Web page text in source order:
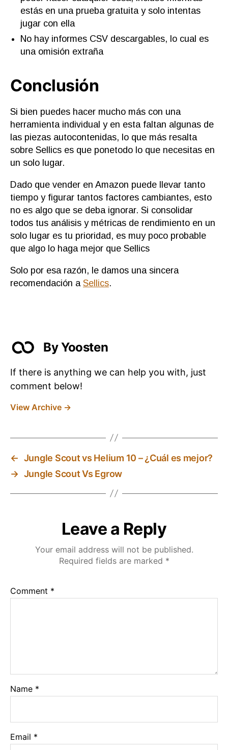
estás en una prueba gratuita y solo intentas
jugar con ella
No hay informes CSV descargables, lo cual es
una omisión extraña
Conclusión
Si bien puedes hacer mucho más con una
herramienta individual y en esta faltan algunas de
las piezas autocontenidas, lo que más resalta
sobre Sellics es que ponetodo lo que necesitas en
un solo lugar.
Dado que vender en Amazon puede llevar tanto
tiempo y figurar tantos factores cambiantes, esto
no es algo que se deba ignorar. Si consolidar
todos tus análisis y métricas de rendimiento en un
solo lugar es tu prioridad, es muy poco probable
que algo lo haga mejor que Sellics
Solo por esa razón, le damos una sincera
recomendación a Sellics.
By Yoosten
If there is anything we can help you with, just
comment below!
View Archive →
← Jungle Scout vs Helium 10 – ¿Cuál es mejor?
→ Jungle Scout Vs Egrow
Leave a Reply
Your email address will not be published.
Required fields are marked *
Comment *
Name *
Email *